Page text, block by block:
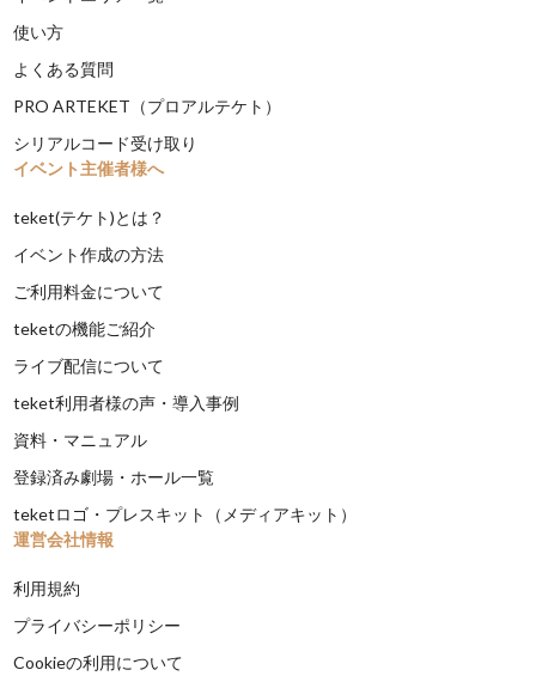
使い方
よくある質問
PRO ARTEKET（プロアルテケト）
シリアルコード受け取り
イベント主催者様へ
teket(テケト)とは？
イベント作成の方法
ご利用料金について
teketの機能ご紹介
ライブ配信について
teket利用者様の声・導入事例
資料・マニュアル
登録済み劇場・ホール一覧
teketロゴ・プレスキット（メディアキット）
運営会社情報
利用規約
プライバシーポリシー
Cookieの利用について